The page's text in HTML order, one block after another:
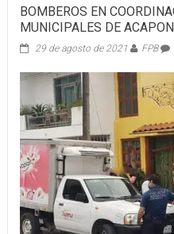
BOMBEROS EN
MUNICIPALES DE
29 de agosto de 2021 FPB